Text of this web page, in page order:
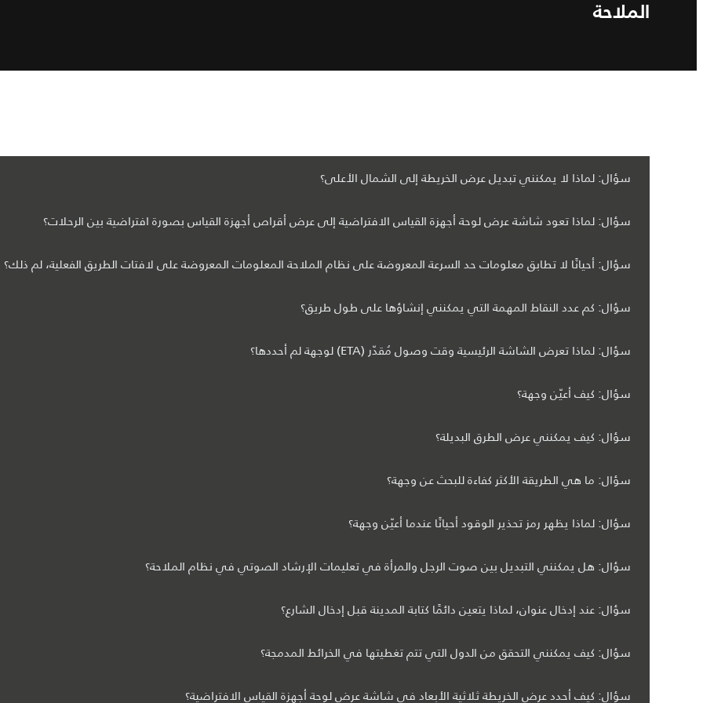
الملاحة
سؤال: لماذا لا يمكنني تبديل عرض الخريطة إلى الشمال الأعلى؟
سؤال: لماذا تعود شاشة عرض لوحة أجهزة القياس الافتراضية إلى عرض أقراص أجهزة القياس بصورة افتراضية بين الرحلات؟
سؤال: أحيانًا لا تطابق معلومات حد السرعة المعروضة على نظام الملاحة المعلومات المعروضة على لافتات الطريق الفعلية، لم ذلك؟
سؤال: كم عدد النقاط المهمة التي يمكنني إنشاؤها على طول طريق؟
سؤال: لماذا تعرض الشاشة الرئيسية وقت وصول مُقدّر (ETA) لوجهة لم أحددها؟
سؤال: كيف أعيّن وجهة؟
سؤال: كيف يمكنني عرض الطرق البديلة؟
سؤال: ما هي الطريقة الأكثر كفاءة للبحث عن وجهة؟
سؤال: لماذا يظهر رمز تحذير الوقود أحيانًا عندما أعيّن وجهة؟
سؤال: هل يمكنني التبديل بين صوت الرجل والمرأة في تعليمات الإرشاد الصوتي في نظام الملاحة؟
سؤال: عند إدخال عنوان، لماذا يتعين دائمًا كتابة المدينة قبل إدخال الشارع؟
سؤال: كيف يمكنني التحقق من الدول التي تتم تغطيتها في الخرائط المدمجة؟
سؤال: كيف أحدد عرض الخريطة ثلاثية الأبعاد في شاشة عرض لوحة أجهزة القياس الافتراضية؟